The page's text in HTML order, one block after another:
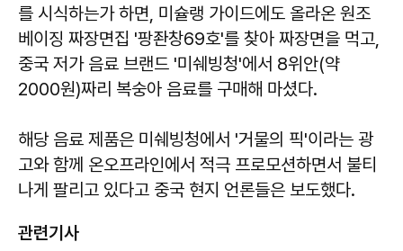
를 시식하는가 하면, 미슐랭 가이드에도 올라온 원조
베이징 짜장면집 '팡좐창69호'를 찾아 짜장면을 먹고,
중국 저가 음료 브랜드 '미쉐빙청'에서 8위안(약
2000원)짜리 복숭아 음료를 구매해 마셨다.
해당 음료 제품은 미쉐빙청에서 '거물의 픽'이라는 광
고와 함께 온오프라인에서 적극 프로모션하면서 불티
나게 팔리고 있다고 중국 현지 언론들은 보도했다.
관련기사